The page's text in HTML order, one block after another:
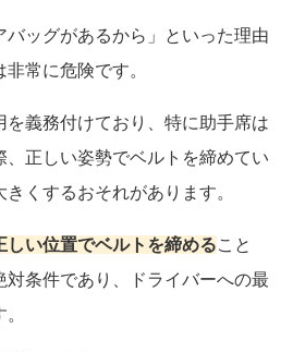
バッグがあるから」といった理由
常に危険です。
義務付けており、特に助手席は
、正しい姿勢でベルトを締めてい
くするおそれがあります。
い位置でベルトを締めること
対条件であり、ドライバーへの最